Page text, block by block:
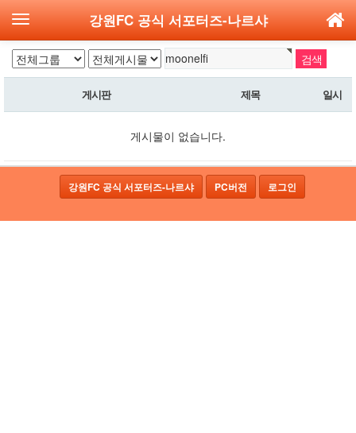
강원FC 공식 서포터즈-나르샤
게시판 제목 일시
게시물이 없습니다.
강원FC 공식 서포터즈-나르샤 PC버전 로그인